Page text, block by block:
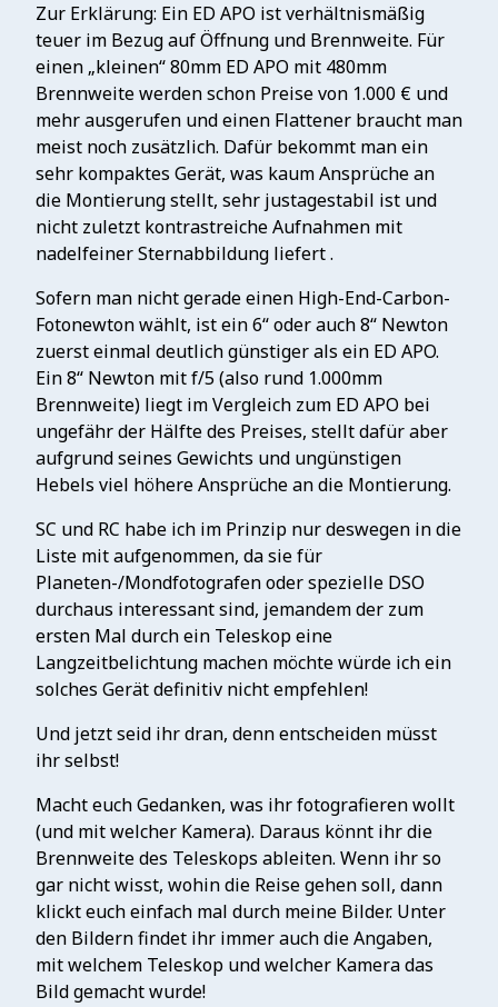
Zur Erklärung: Ein ED APO ist verhältnismäßig
teuer im Bezug auf Öffnung und Brennweite. Für
einen „kleinen“ 80mm ED APO mit 480mm
Brennweite werden schon Preise von 1.000 € und
mehr ausgerufen und einen Flattener braucht man
meist noch zusätzlich. Dafür bekommt man ein
sehr kompaktes Gerät, was kaum Ansprüche an
die Montierung stellt, sehr justagestabil ist und
nicht zuletzt kontrastreiche Aufnahmen mit
nadelfeiner Sternabbildung liefert .
Sofern man nicht gerade einen High-End-Carbon-
Fotonewton wählt, ist ein 6“ oder auch 8“ Newton
zuerst einmal deutlich günstiger als ein ED APO.
Ein 8“ Newton mit f/5 (also rund 1.000mm
Brennweite) liegt im Vergleich zum ED APO bei
ungefähr der Hälfte des Preises, stellt dafür aber
aufgrund seines Gewichts und ungünstigen
Hebels viel höhere Ansprüche an die Montierung.
SC und RC habe ich im Prinzip nur deswegen in die
Liste mit aufgenommen, da sie für
Planeten-/Mondfotografen oder spezielle DSO
durchaus interessant sind, jemandem der zum
ersten Mal durch ein Teleskop eine
Langzeitbelichtung machen möchte würde ich ein
solches Gerät definitiv nicht empfehlen!
Und jetzt seid ihr dran, denn entscheiden müsst
ihr selbst!
Macht euch Gedanken, was ihr fotografieren wollt
(und mit welcher Kamera). Daraus könnt ihr die
Brennweite des Teleskops ableiten. Wenn ihr so
gar nicht wisst, wohin die Reise gehen soll, dann
klickt euch einfach mal durch meine Bilder. Unter
den Bildern findet ihr immer auch die Angaben,
mit welchem Teleskop und welcher Kamera das
Bild gemacht wurde!